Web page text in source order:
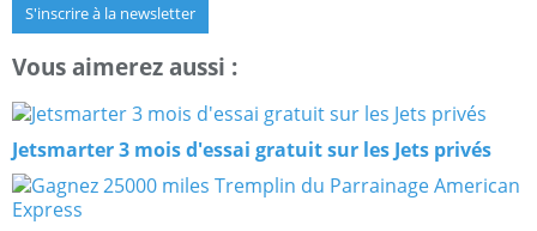
S'inscrire à la newsletter
Vous aimerez aussi :
Jetsmarter 3 mois d'essai gratuit sur les Jets privés